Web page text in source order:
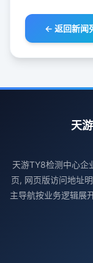
← 返回新闻
天
天游TY8检测中心企
页, 网页版访问地址
主导航按业务逻辑展